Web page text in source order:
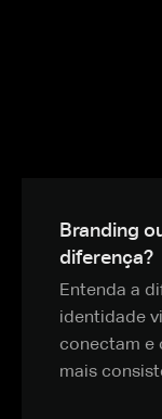
Branding
diferença?
Entenda a
identidade
conectam e
mais